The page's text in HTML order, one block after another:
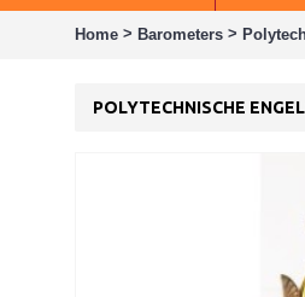
Home > Barometers >
POLYTECHNISCHE